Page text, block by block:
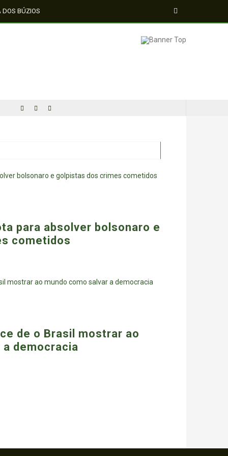
DOS BÚZIOS
para absolver bolsonaro e
cometidos
de o Brasil mostrar ao
a democracia